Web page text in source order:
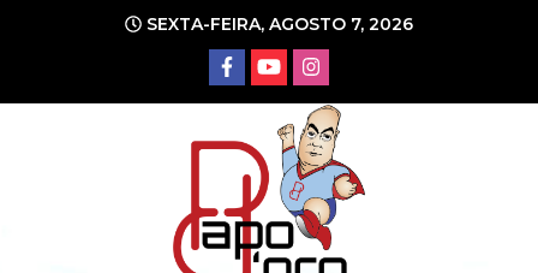
conteúdo
SEXTA-FEIRA, AGOSTO 7, 2026